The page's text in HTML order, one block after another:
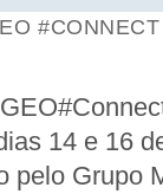
#CONNECT
14 e 16
pelo Grupo